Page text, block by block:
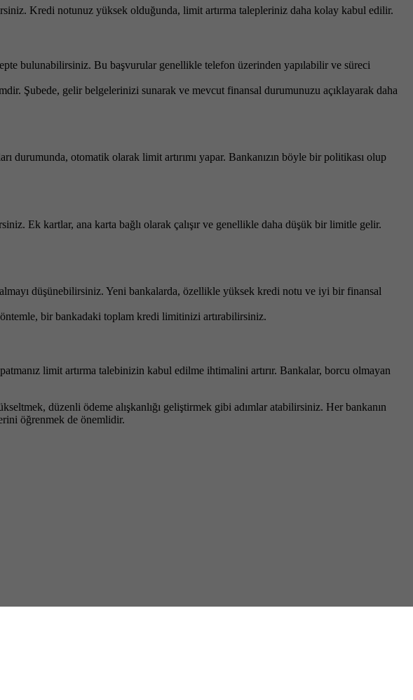
Kredi notunuz yüksek olduğunda, limit artırma talepleriniz daha kolay kabul edilir.
bulunabilirsiniz. Bu başvurular genellikle telefon üzerinden yapılabilir ve süreci
Şubede, gelir belgelerinizi sunarak ve mevcut finansal durumunuzu açıklayarak daha
durumunda, otomatik olarak limit artırımı yapar. Bankanızın böyle bir politikası olup
Ek kartlar, ana karta bağlı olarak çalışır ve genellikle daha düşük bir limitle gelir.
düşünebilirsiniz. Yeni bankalarda, özellikle yüksek kredi notu ve iyi bir finansal
bir bankadaki toplam kredi limitinizi artırabilirsiniz.
limit artırma talebinizin kabul edilme ihtimalini artırır. Bankalar, borcu olmayan
düzenli ödeme alışkanlığı geliştirmek gibi adımlar atabilirsiniz. Her bankanın
öğrenmek de önemlidir.